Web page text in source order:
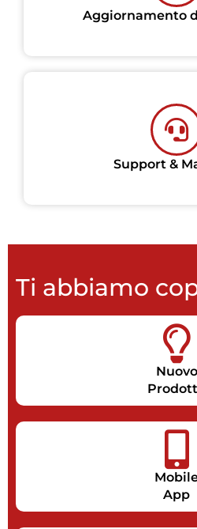
Aggiornamento
Support &
Ti abbiamo
Nuovo
App